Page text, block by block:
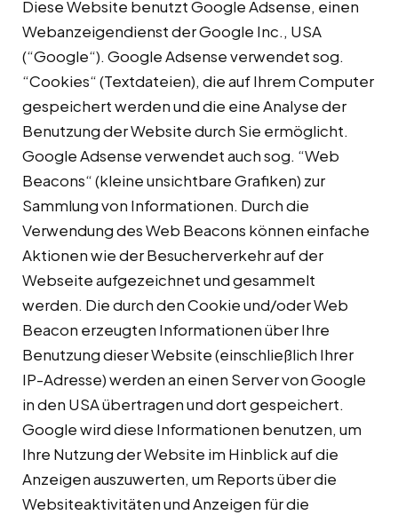
Diese Website benutzt Google Adsense, einen
Webanzeigendienst der Google Inc., USA
(“Google“). Google Adsense verwendet sog.
“Cookies“ (Textdateien), die auf Ihrem Computer
gespeichert werden und die eine Analyse der
Benutzung der Website durch Sie ermöglicht.
Google Adsense verwendet auch sog. “Web
Beacons“ (kleine unsichtbare Grafiken) zur
Sammlung von Informationen. Durch die
Verwendung des Web Beacons können einfache
Aktionen wie der Besucherverkehr auf der
Webseite aufgezeichnet und gesammelt
werden. Die durch den Cookie und/oder Web
Beacon erzeugten Informationen über Ihre
Benutzung dieser Website (einschließlich Ihrer
IP-Adresse) werden an einen Server von Google
in den USA übertragen und dort gespeichert.
Google wird diese Informationen benutzen, um
Ihre Nutzung der Website im Hinblick auf die
Anzeigen auszuwerten, um Reports über die
Websiteaktivitäten und Anzeigen für die